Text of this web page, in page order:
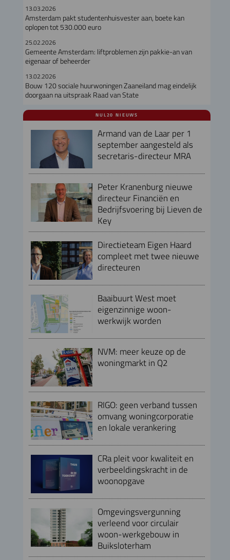
13.03.2026
Amsterdam pakt studentenhuisvester aan, boete kan
oplopen tot 530.000 euro
25.02.2026
Gemeente Amsterdam: liftproblemen zijn pakkie-an van
eigenaar of beheerder
13.02.2026
Bouw 120 sociale huurwoningen Zaaneiland mag eindelijk
doorgaan na uitspraak Raad van State
NUL20 NIEUWS
Armand van de Laar per 1
september aangesteld als
secretaris-directeur MRA
Peter Kranenburg nieuwe
directeur Financiën en
Bedrijfsvoering bij Lieven de
Key
Directieteam Eigen Haard
compleet met twee nieuwe
directeuren
Baaibuurt West moet
eigenzinnige woon-
werkwijk worden
NVM: meer keuze op de
woningmarkt in Q2
RIGO: geen verband tussen
omvang woningcorporatie
en lokale verankering
CRa pleit voor kwaliteit en
verbeeldingskracht in de
woonopgave
Omgevingsvergunning
verleend voor circulair
woon-werkgebouw in
Buiksloterham